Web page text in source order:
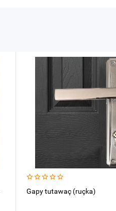
Gapy tutawaç (ruçka)